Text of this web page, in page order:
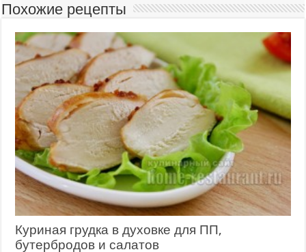
Похожие рецепты
Куриная грудка в духовке для ПП,
бутербродов и салатов